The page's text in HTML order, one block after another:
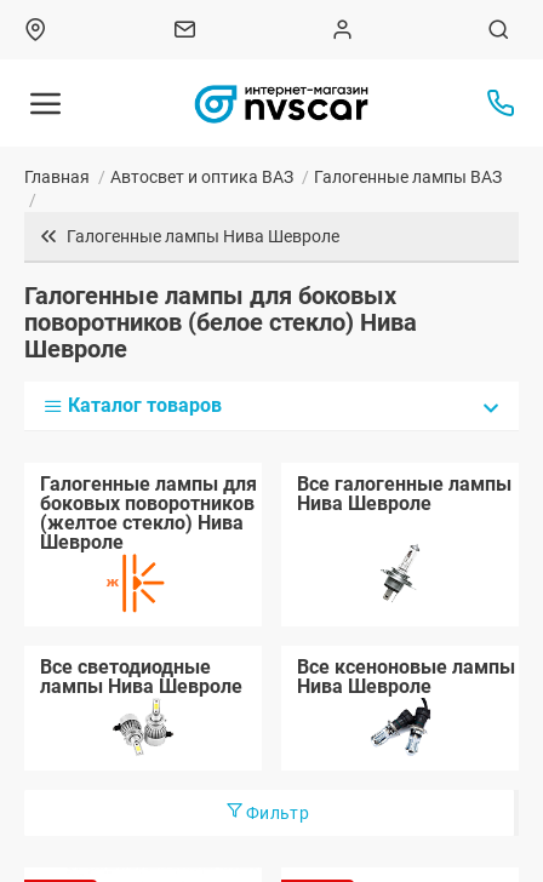
Главная / Автосвет и оптика ВАЗ / Галогенные лампы ВАЗ
/
Галогенные лампы Нива Шевроле
Галогенные лампы для боковых
поворотников (белое стекло) Нива
Шевроле
Каталог товаров
Галогенные лампы для
боковых поворотников
(желтое стекло) Нива
Шевроле
Все галогенные лампы
Нива Шевроле
Все светодиодные
лампы Нива Шевроле
Все ксеноновые лампы
Нива Шевроле
Фильтр